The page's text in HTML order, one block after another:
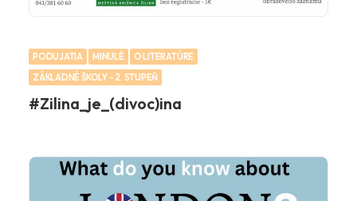
PODUJATIA MINULÉ
O LITERATÚRE
ZÁKLADNÉ ŠKOLY - 2. STUPEŇ
#Zilina_je_(divoc)ina